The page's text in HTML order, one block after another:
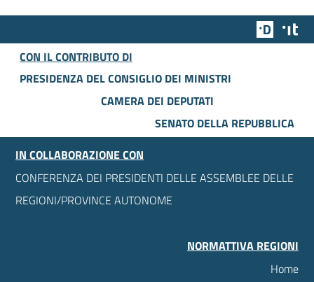
Team
CON IL CONTRIBUTO DI
PRESIDENZA DEL CONSIGLIO DEI MINISTRI
CAMERA DEI DEPUTATI
SENATO DELLA REPUBBLICA
IN COLLABORAZIONE CON
CONFERENZA DEI PRESIDENTI DELLE ASSEMBLEE DELLE
REGIONI/PROVINCE AUTONOME
NORMATTIVA REGIONI
Home